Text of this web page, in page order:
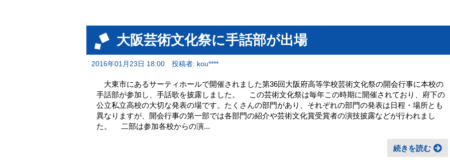
大阪芸術文化祭に手話部が出場
2016年01月23日 18:00 投稿者: kou****
大東市にあるサーティホールで開催されました第36回大阪府高等学校芸術文化祭の開会行事に本校の
手話部が参加し、手話歌を披露しました。 この芸術文化祭は毎年この時期に開催されており、府下の
公立私立高校の大切な発表の場です。たくさんの部門があり、それぞれの部門の発表は日程・場所とも
異なりますが、開会行事の第一部では各部門の紹介や芸術文化賞受賞者の演技披露などが行われまし
た。 二部は参加各校からの演...
続きを読む